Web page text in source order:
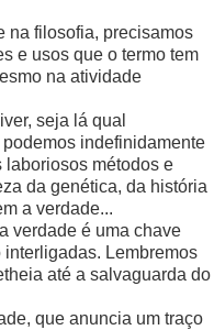
na filosofia, precisamos
e usos que o termo tem
na atividade
seja lá qual
indefinidamente
laboriosos métodos e
da genética, da história
a verdade...
verdade é uma chave
Lembremos
até a salvaguarda do
que anuncia um traço